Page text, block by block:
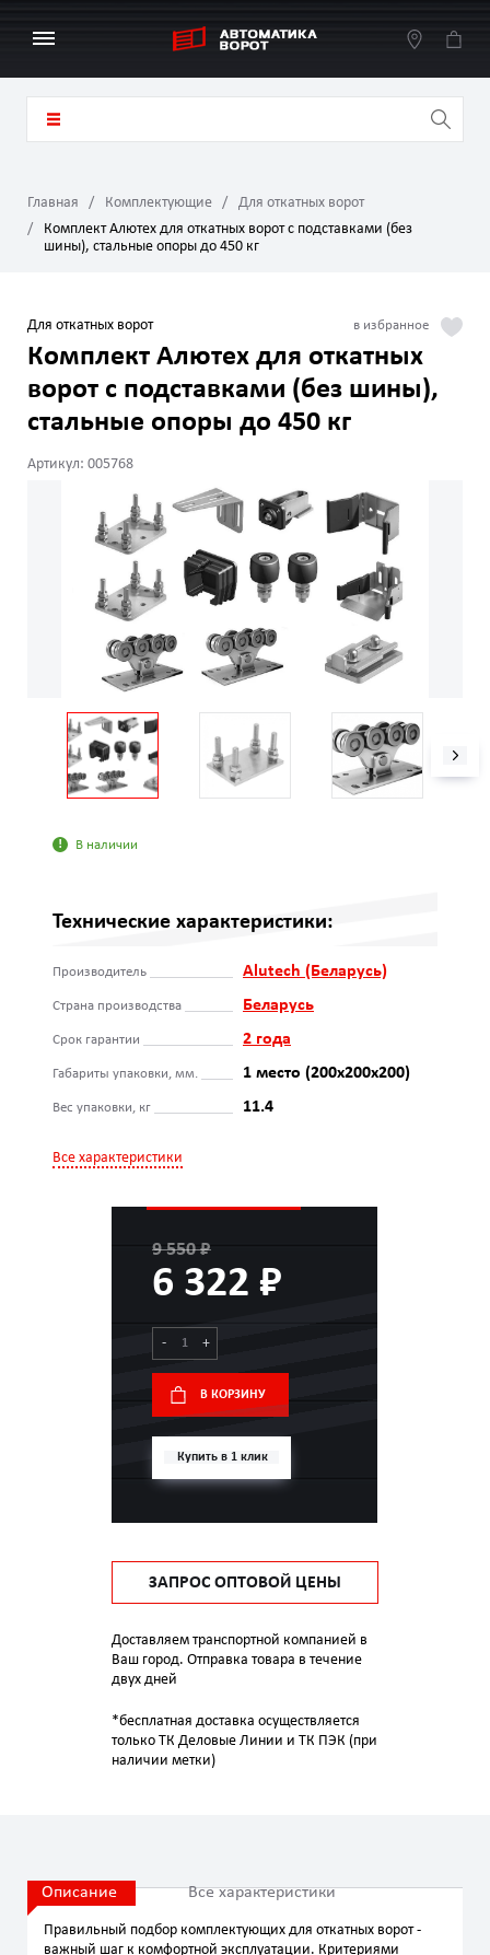
Главная Комплектующие
Для откатных ворот
Комплект Алютех для откатных ворот с подставками (без
шины), стальные опоры до 450 кг
Для откатных ворот
Комплект Алютех для откатных
ворот с подставками (без шины),
стальные опоры до 450 кг
Артикул: 005768
В наличии
Технические характеристики:
Производитель Alutech (Беларусь)
Страна производства Беларусь
Срок гарантии 2 года
Габариты упаковки, мм. 1 место (200х200х200)
Вес упаковки, кг 11.4
Все характеристики
9 550 ₽
6 322 ₽
- +
В КОРЗИНУ
Купить в 1 клик
ЗАПРОС ОПТОВОЙ ЦЕНЫ
Доставляем транспортной компанией в
Ваш город. Отправка товара в течение
двух дней
*бесплатная доставка осуществляется
только ТК Деловые Линии и ТК ПЭК (при
наличии метки)
Описание Все характеристики
Правильный подбор комплектующих для откатных ворот -
важный шаг к комфортной эксплуатации. Критериями